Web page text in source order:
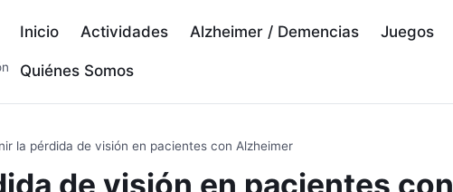
Inicio Actividades Alzheimer / Demencias Juegos
Quiénes Somos
la pérdida de visión en pacientes con Alzheimer
de visión en pacientes con